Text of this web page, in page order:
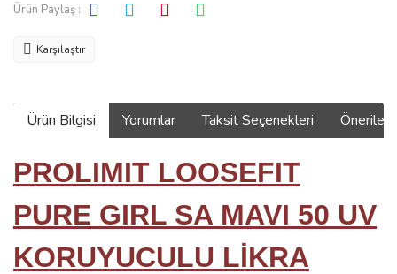
Ürün Paylaş :
Karşılaştır
Ürün Bilgisi Yorumlar Taksit Seçenekleri
PROLIMIT LOOSEFIT
PURE GIRL SA MAVI 50 UV
KORUYUCULU LİKRA